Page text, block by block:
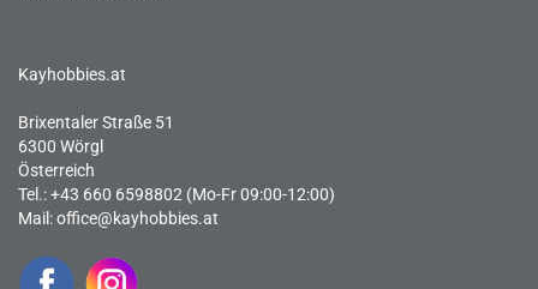
Kayhobbies.at
Brixentaler Straße 51
6300 Wörgl
Österreich
Tel.: +43 660 6598802 (Mo-Fr 09:00-12:00)
Mail:office@kayhobbies.at